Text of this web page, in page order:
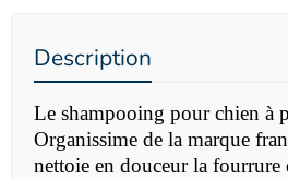
Description
Le shampooing pour chien à
Organissime de la marque
nettoie en douceur la fourrure